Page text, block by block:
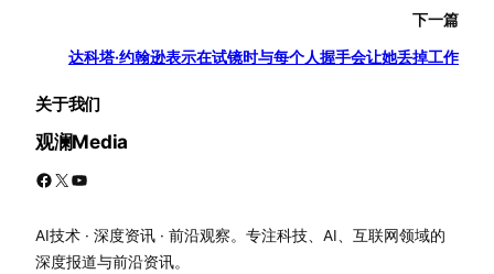
下一篇
达科塔·约翰逊表示在试镜时与每个人握手会让她丢掉工作
关于我们
观澜Media
Facebook X YouTube
AI技术 · 深度资讯 · 前沿观察。专注科技、AI、互联网领域的
深度报道与前沿资讯。